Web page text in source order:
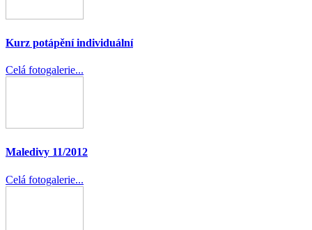
Kurz potápění individuální
Celá fotogalerie...
Maledivy 11/2012
Celá fotogalerie...